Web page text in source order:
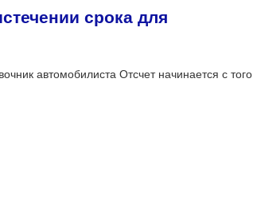
срока для
автомобилиста Отсчет начинается с того